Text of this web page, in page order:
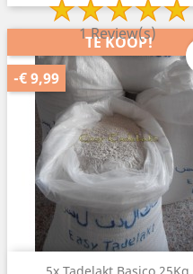
TE KOOP!
-€ 35,00
1 Review(s)
TE KOOP!
-€ 9,99
Snelle weergave